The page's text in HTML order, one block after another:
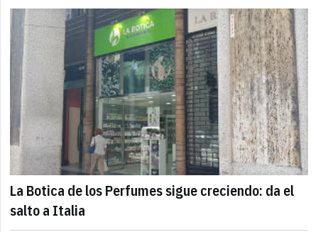
La Botica de los Perfumes sigue creciendo: da el
salto a Italia